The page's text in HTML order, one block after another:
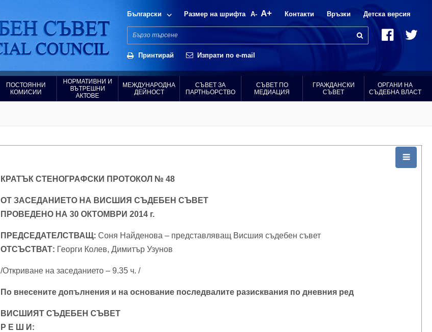
Български Размер на шрифта A- A+ Контакти Връзки Детска версия
Принтирай Изпрати по e-mail
ПОСТОЯННИ
КОМИСИИ
НОРМАТИВНИ И
ВЪТРЕШНИ
АКТОВЕ
МЕЖДУНАРОДНА
ДЕЙНОСТ
СЪВЕТ ЗА
ПАРТНЬОРСТВО
СЪВЕТ ПО
МЕДИАЦИЯ
ГРАЖДАНСКИ
СЪВЕТ
ОРГАНИ НА
СЪДЕБНА ВЛАСТ
КРАТЪК СТЕНОГРАФСКИ ПРОТОКОЛ № 48
ОТ ЗАСЕДАНИЕТО НА ВИСШИЯ СЪДЕБЕН СЪВЕТ
ПРОВЕДЕНО НА 30 ОКТОМВРИ 2014 г.
ПРЕДСЕДАТЕЛСТВАЩ:Соня Найденова – представляващ Висшия съдебен съвет
ОТСЪСТВАТ: Георги Колев, Димитър Узунов
/Откриване на заседанието – 9.35 ч. /
По внесените допълнения и на основание последвалите разисквания по дневния ред
ВИСШИЯТ СЪДЕБЕН СЪВЕТ
Р Е Ш И: